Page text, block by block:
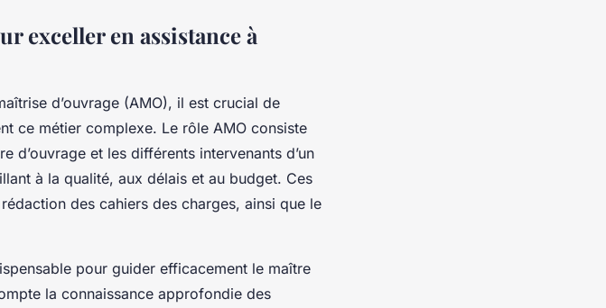
exceller en assistance à
d’ouvrage (AMO), il est crucial de
ce métier complexe. Le rôle AMO consiste
d’ouvrage et les différents intervenants d’un
à la qualité, aux délais et au budget. Ces
des cahiers des charges, ainsi que le
pour guider efficacement le maître
la connaissance approfondie des